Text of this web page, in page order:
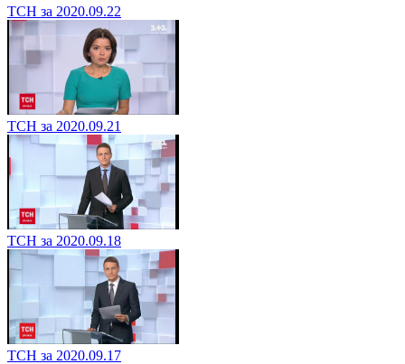
ТСН за 2020.09.22
ТСН за 2020.09.21
ТСН за 2020.09.18
ТСН за 2020.09.17